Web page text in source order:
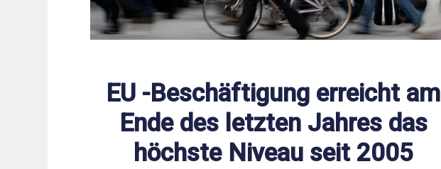
EU -Beschäftigung erreicht am
Ende des letzten Jahres das
höchste Niveau seit 2005